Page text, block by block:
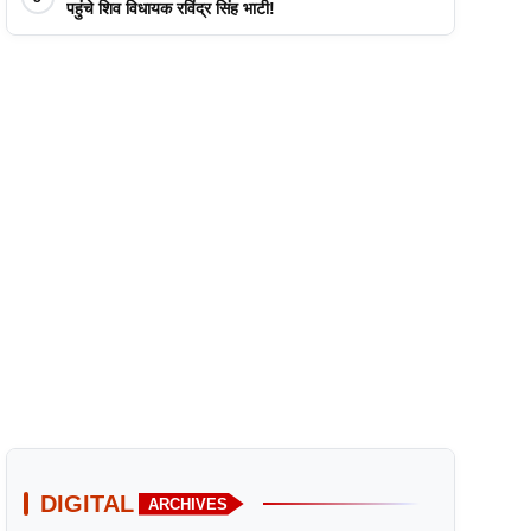
पहुंचे शिव विधायक रविंद्र सिंह भाटी!
DIGITAL ARCHIVES